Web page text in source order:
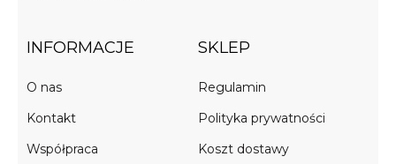
INFORMACJE
O nas
Kontakt
Współpraca
SKLEP
Regulamin
Polityka prywatności
Koszt dostawy